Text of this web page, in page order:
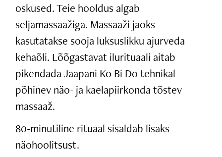
oskused. Teie hooldus algab
seljamassaažiga. Massaaži jaoks
kasutatakse sooja luksuslikku ajurveda
kehaõli. Lõõgastavat ilurituaali aitab
pikendada Jaapani Ko Bi Do tehnikal
põhinev näo- ja kaelapiirkonda tõstev
massaaž.
80-minutiline rituaal sisaldab lisaks
näohoolitsust.